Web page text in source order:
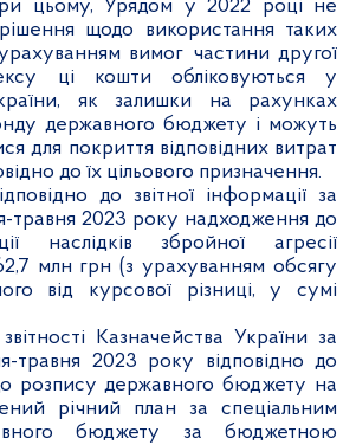
цьому, Урядом у 2022 році не
щодо використання таких
урахуванням вимог частини другої
ці кошти обліковуються у
як залишки на рахунках
державного бюджету і можуть
для покриття відповідних витрат
до їх цільового призначення.
до звітної інформації за
травня 2023 року надходження до
наслідків збройної агресії
млн грн (з урахуванням обсягу
від курсової різниці, у сумі
Казначейства України за
травня 2023 року відповідно до
розпису державного бюджету на
річний план за спеціальним
бюджету за бюджетною